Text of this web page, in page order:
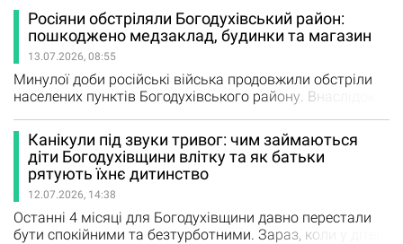
житлові будинки, автобуси та інші цивільні об'єкти. За
інформацією Харківської обласної військової
адміністрації, у селищі Золочів поранення дістали 21-
річна та 29-річна жінки. У Богодухові внаслідок
обстрілів…
Росіяни обстріляли Богодухівський район:
пошкоджено медзаклад, будинки та магазин
13.07.2026, 08:55
Минулої доби російські війська продовжили обстріли
населених пунктів Богодухівського району. Внаслідок
складські та господарські приміщення, а також об'єкти
цивільної інфраструктури. За інформацією Харківської
обласної військової адміністрації, у селищі Золочів
пошкоджено складське приміщення, господарчу
споруду,…
Канікули під звуки тривог: чим займаються
діти Богодухівщини влітку та як батьки
рятують їхнє дитинство
12.07.2026, 14:38
Останні 4 місяці для Богодухівщини давно перестали
бути спокійними та безтурботними. Зараз, коли у дітей